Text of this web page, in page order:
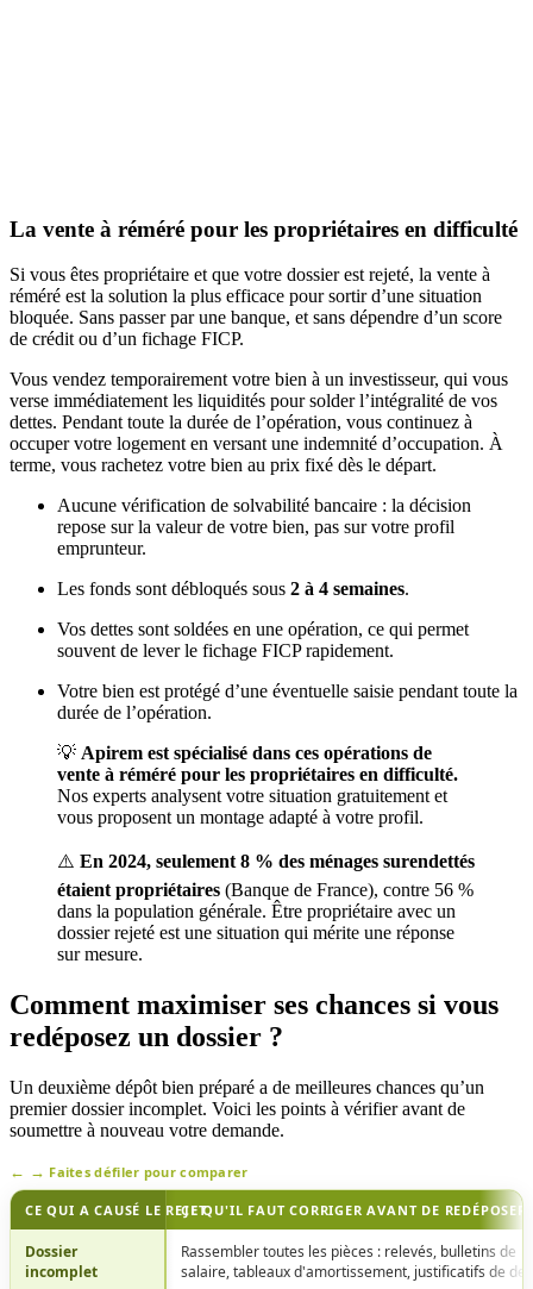
La vente à réméré pour les propriétaires en difficulté
Si vous êtes propriétaire et que votre dossier est rejeté, la vente à
réméré est la solution la plus efficace pour sortir d’une situation
bloquée. Sans passer par une banque, et sans dépendre d’un score
de crédit ou d’un fichage FICP.
Vous vendez temporairement votre bien à un investisseur, qui vous
verse immédiatement les liquidités pour solder l’intégralité de vos
dettes. Pendant toute la durée de l’opération, vous continuez à
occuper votre logement en versant une indemnité d’occupation. À
terme, vous rachetez votre bien au prix fixé dès le départ.
Aucune vérification de solvabilité bancaire : la décision
repose sur la valeur de votre bien, pas sur votre profil
emprunteur.
Les fonds sont débloqués sous 2 à 4 semaines.
Vos dettes sont soldées en une opération, ce qui permet
souvent de lever le fichage FICP rapidement.
Votre bien est protégé d’une éventuelle saisie pendant toute la
durée de l’opération.
💡 Apirem est spécialisé dans ces opérations de
vente à réméré pour les propriétaires en difficulté.
Nos experts analysent votre situation gratuitement et
vous proposent un montage adapté à votre profil.
⚠️ En 2024, seulement 8 % des ménages surendettés
étaient propriétaires (Banque de France), contre 56 %
dans la population générale. Être propriétaire avec un
dossier rejeté est une situation qui mérite une réponse
sur mesure.
Comment maximiser ses chances si vous
redéposez un dossier ?
Un deuxième dépôt bien préparé a de meilleures chances qu’un
premier dossier incomplet. Voici les points à vérifier avant de
soumettre à nouveau votre demande.
Faites défiler pour comparer
CE QUI A CAUSÉ LE REJETCE QU'IL FAUT CORRIGER AVANT DE REDÉPOSER
Dossier
incomplet
Rassembler toutes les pièces : relevés, bulletins de
salaire, tableaux d'amortissement, justificatifs de